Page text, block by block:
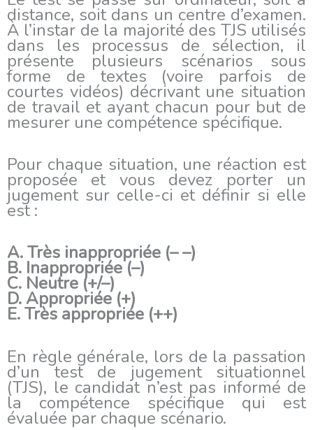
distance, soit dans un centre d’examen.
À l’instar de la majorité des TJS utilisés
dans les processus de sélection, il
présente plusieurs scénarios sous
forme de textes (voire parfois de
courtes vidéos) décrivant une situation
de travail et ayant chacun pour but de
mesurer une compétence spécifique.
Pour chaque situation, une réaction est
proposée et vous devez porter un
jugement sur celle-ci et définir si elle
est :
A. Très inappropriée (– –)
B. Inappropriée (–)
C. Neutre (+/–)
D. Appropriée (+)
E. Très appropriée (++)
En règle générale, lors de la passation
d’un test de jugement situationnel
(TJS), le candidat n’est pas informé de
la compétence spécifique qui est
évaluée par chaque scénario.